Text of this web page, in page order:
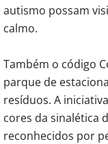
autismo possam
calmo.
Também o código
parque de
resíduos. A
cores da sinalética
reconhecidos por